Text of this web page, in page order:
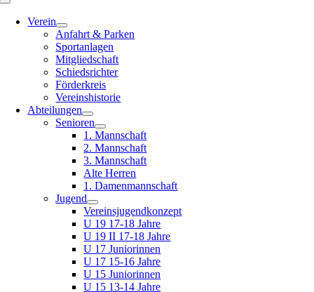
Toggle
NavigationVerein
Anfahrt & Parken
Sportanlagen
Mitgliedschaft
Schiedsrichter
Förderkreis
Vereinshistorie
Abteilungen
Senioren
1. Mannschaft
2. Mannschaft
3. Mannschaft
Alte Herren
1. Damenmannschaft
Jugend
Vereinsjugendkonzept
U 19 17-18 Jahre
U 19 II 17-18 Jahre
U 17 Juniorinnen
U 17 15-16 Jahre
U 15 Juniorinnen
U 15 13-14 Jahre